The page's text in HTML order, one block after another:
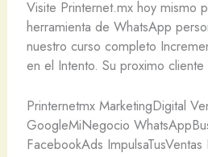
Visite Printernet.mx hoy mismo
herramienta de WhatsApp
nuestro curso completo
en el Intento. Su proximo
Printernetmx MarketingDigital
GoogleMiNegocio
FacebookAds